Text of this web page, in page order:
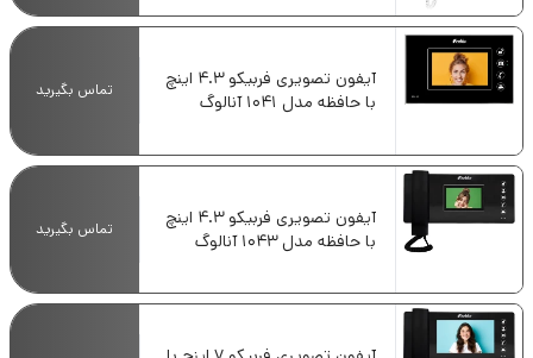
آیفون تصویری فربیکو 4.3 اینچ
با حافظه مدل 1041 آنالوگ
تماس بگیرید
آیفون تصویری فربیکو 4.3 اینچ
با حافظه مدل 1043 آنالوگ
تماس بگیرید